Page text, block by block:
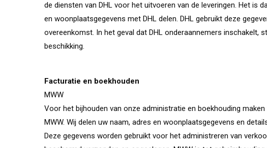
de diensten van DHL voor het uitvoeren van de leveringen. Het is
en woonplaatsgegevens met DHL delen. DHL gebruikt deze
overeenkomst. In het geval dat DHL onderaannemers inschakelt,
beschikking.
Facturatie en boekhouden
MWW
Voor het bijhouden van onze administratie en boekhouding
MWW. Wij delen uw naam, adres en woonplaatsgegevens en
Deze gegevens worden gebruikt voor het administreren van